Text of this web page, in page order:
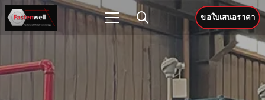
ขอใบเสนอราคา